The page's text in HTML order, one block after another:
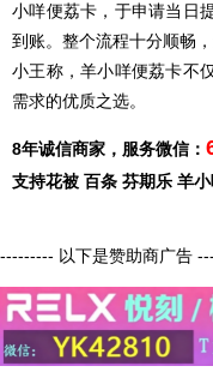
小咩便荔卡，于申请当日
到账。整个流程十分顺畅
小王称，羊小咩便荔卡不
需求的优质之选。
8年诚信商家，服务微信：
支持花被 百条 芬期乐 羊
--------- 以下是赞助商广告